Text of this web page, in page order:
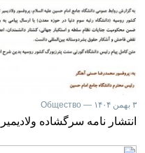
۳ بهمن ۱۴۰۴ — Общество
انتشار نامه سرگشاده ولادیمیر